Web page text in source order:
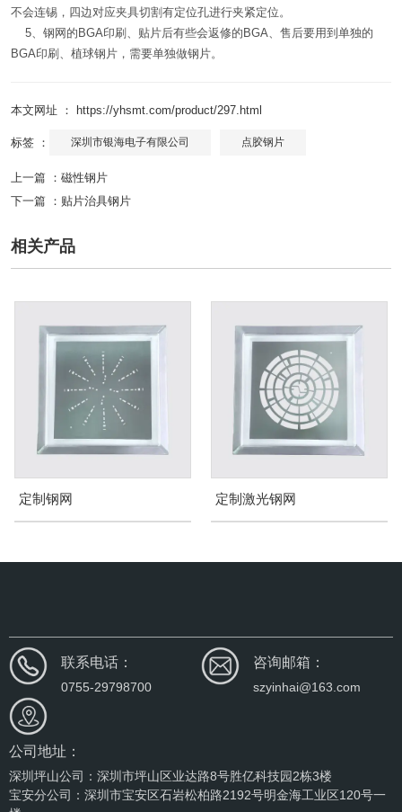
不会连锡，四边对应夹具切割有定位孔进行夹紧定位。
5、钢网的BGA印刷、贴片后有些会返修的BGA、售后要用到单独的
BGA印刷、植球钢片，需要单独做钢片。
本文网址 ： https://yhsmt.com/product/297.html
标签 ： 深圳市银海电子有限公司 点胶钢片
上一篇 ： 磁性钢片
下一篇 ： 贴片治具钢片
相关产品
定制激光钢网 散热膏钢网
联系电话：
0755-29798700
咨询邮箱：
szyinhai@163.com
公司地址：
深圳坪山公司：深圳市坪山区业达路8号胜亿科技园2栋3楼
宝安分公司：深圳市宝安区石岩松柏路2192号明金海工业区120号一